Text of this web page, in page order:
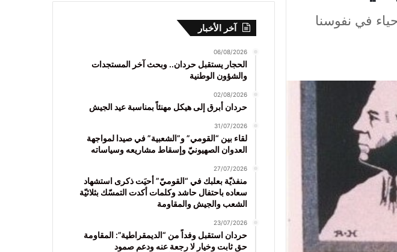
في نفوسنا
آخر الأخبار
06/08/2026
الحجار يستقبل حردان.. وبحث آخر المستجدات
والشؤون الوطنية
02/08/2026
حردان أبرق إلى هيكل مهنئاً بمناسبة عيد الجيش
31/07/2026
لقاء بين “القومي” و”الشعبية” في صيدا لمواجهة
العدوان الصهيونيّ وإسقاط مشاريعه وسياساته
27/07/2026
منفذيّة بعلبك في “القوميّ” أحيَت ذكرى استشهاد
سعاده باحتفال حاشد وكلمات أكدت التمسّك بثلاثيّة
الشعب والجيش والمقاومة
23/07/2026
حردان استقبل وفداً من “الديمقراطية”: المقاومة
حق ثابت وخيار لا رجعة عنه ودعم صمود